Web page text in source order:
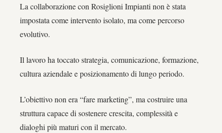
La collaborazione con Rosiglioni Impianti non è stata
impostata come intervento isolato, ma come percorso
evolutivo.
Il lavoro ha toccato strategia, comunicazione, formazione,
cultura aziendale e posizionamento di lungo periodo.
L’obiettivo non era “fare marketing”, ma costruire una
struttura capace di sostenere crescita, complessità e
dialoghi più maturi con il mercato.